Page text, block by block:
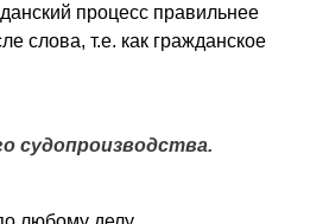
процесс правильнее
слова, т.е. как гражданское
судопроизводства.